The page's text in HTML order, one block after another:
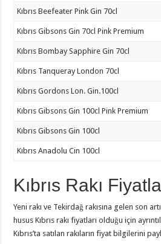
Kıbrıs Beefeater Pink Gin 70cl
Kıbrıs Gibsons Gin 70cl Pink Premium
Kıbrıs Bombay Sapphire Gin 70cl
Kıbrıs Tanqueray London 70cl
Kıbrıs Gordons Lon. Gin.100cl
Kıbrıs Gibsons Gin 100cl Pink Premium
Kıbrıs Gibsons Gin 100cl
Kıbrıs Anadolu Cin 100cl
Kıbrıs Rakı
Yeni rakı ve Tekirdağ rakısına gelen son
husus Kıbrıs rakı fiyatları olduğu için
Kıbrıs’ta satılan rakıların fiyat bilgilerini